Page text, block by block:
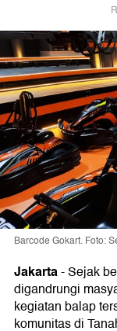
Barcode Gokart. Foto:
Jakarta-Sejak
digandrungi
kegiatan balap
komunitas di